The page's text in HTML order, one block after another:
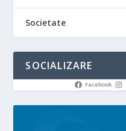
Societate
SOCIALIZARE
Facebook